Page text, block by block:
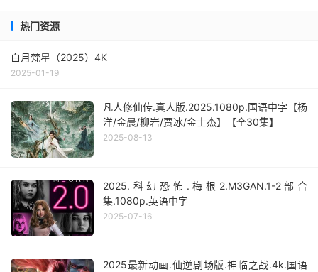
热门资源
白月梵星（2025）4K
2025-01-19
凡人修仙传.真人版.2025.1080p.国语中字【杨
洋/金晨/柳岩/贾冰/金士杰】【全30集】
2025-08-13
2025.科幻恐怖.梅根2.M3GAN.1-2部合
集.1080p.英语中字
2025-07-16
2025最新动画.仙逆剧场版.神临之战.4k.国语